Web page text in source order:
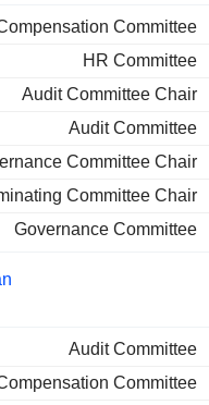
Committee
HR Committee
Audit Committee Chair
Audit Committee
Committee Chair
Committee Chair
Governance Committee
Audit Committee
Committee